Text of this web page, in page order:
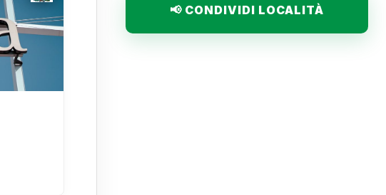
📢 CONDIVIDI LOCALITÀ